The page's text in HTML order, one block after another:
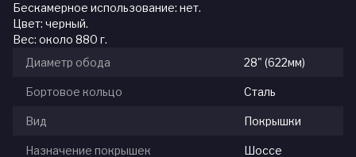
Бескамерное использование: нет.
Цвет: черный.
Вес: около 880 г.
Диаметр обода
28" (622мм)
Бортовое кольцо Сталь
Вид Покрышки
Назначение покрышек Шоссе